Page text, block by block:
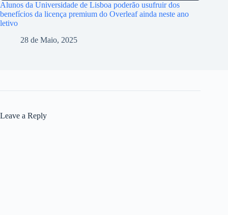
Alunos da Universidade de Lisboa poderão usufruir dos
benefícios da licença premium do Overleaf ainda neste ano
letivo
28 de Maio, 2025
Leave a Reply